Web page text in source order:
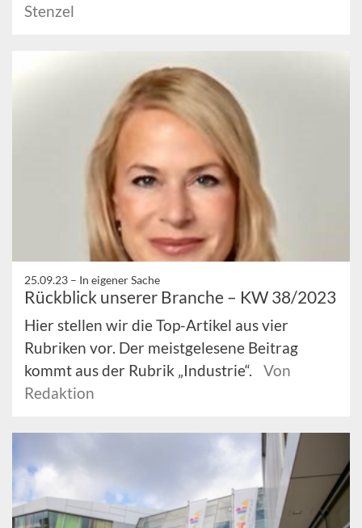
Stenzel
25.09.23 – In eigener Sache
Rückblick unserer Branche – KW 38/2023
Hier stellen wir die Top-Artikel aus vier
Rubriken vor. Der meistgelesene Beitrag
kommt aus der Rubrik „Industrie“.
Von
Redaktion